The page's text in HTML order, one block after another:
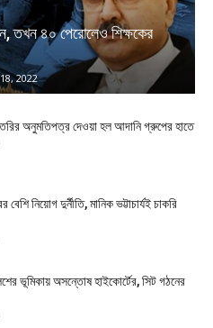
তখন ৪০ পেরোলেও শিক্ষকের
2022
অনুমতিপত্র দেওয়া হল আদানি গ্রুপের হাতে
নিয়োগ দুর্নীতি, মানিক ভট্টাচার্যই চাকরি
ভূমিকায় অসন্তোষ হাইকোর্টের, সিট গঠনের